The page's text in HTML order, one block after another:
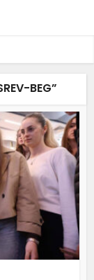
BEG”